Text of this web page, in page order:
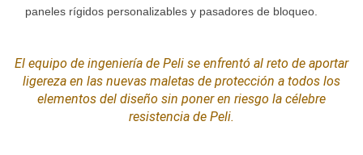
paneles rígidos personalizables y pasadores de bloqueo.
El equipo de ingeniería de Peli se enfrentó al reto de aportar
ligereza en las nuevas maletas de protección a todos los
elementos del diseño sin poner en riesgo la célebre
resistencia de Peli.